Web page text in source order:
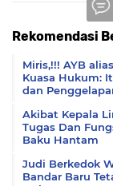
Rekomendasi
Miris,!!! AYB
Kuasa Hukum:
dan
Akibat Kepala
Tugas Dan
Baku Hantam
Judi Berkedok
Bandar Baru